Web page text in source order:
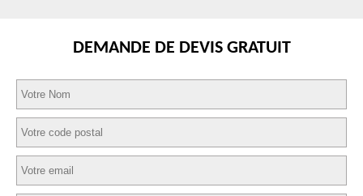
DEMANDE DE DEVIS GRATUIT